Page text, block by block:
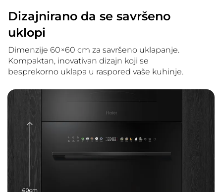
Dizajnirano da se savršeno
uklopi
Dimenzije 60×60 cm za savršeno uklapanje.
Kompaktan, inovativan dizajn koji se
besprekorno uklapa u raspored vaše kuhinje.